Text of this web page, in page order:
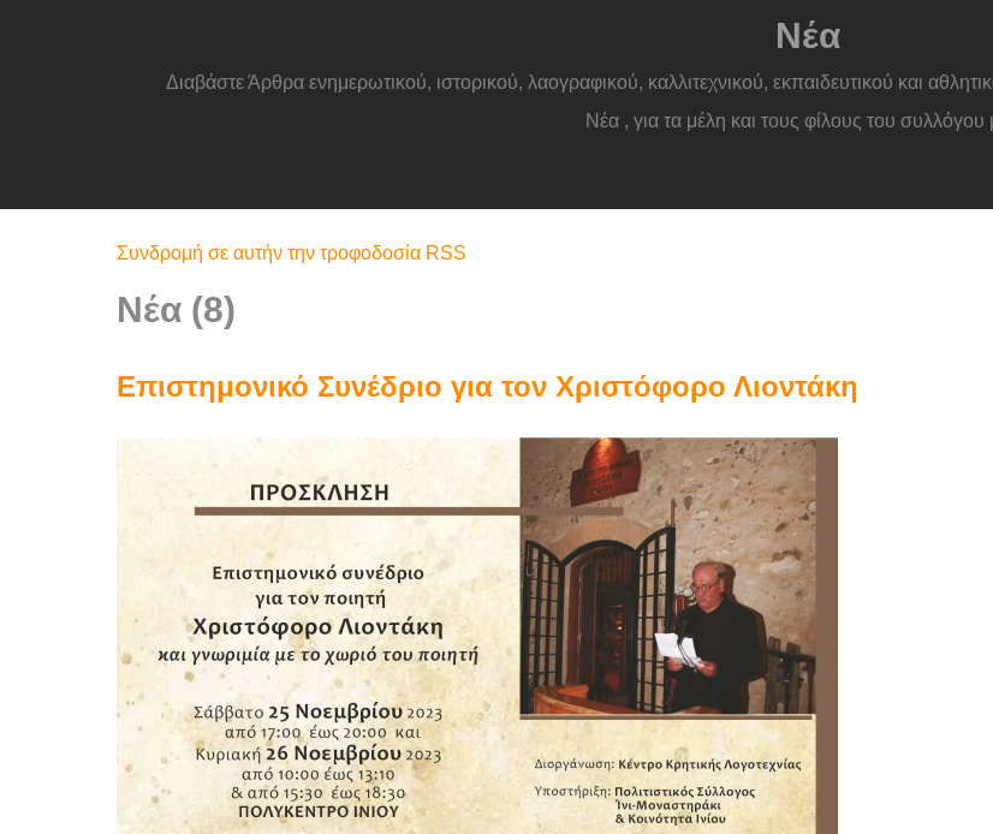
Νέα
Διαβάστε Άρθρα ενημερωτικού, ιστορικού, λαογραφικού, καλλιτεχνικού, εκπαιδευτικού και
Νέα , για τα μέλη και τους φίλους του συλλόγου
Συνδρομή σε αυτήν την τροφοδοσία RSS
Νέα (8)
Επιστημονικό Συνέδριο για τον Χριστόφορο Λιοντάκη